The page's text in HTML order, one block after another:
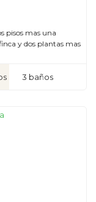
pisos mas una
y dos plantas mas
3 baños